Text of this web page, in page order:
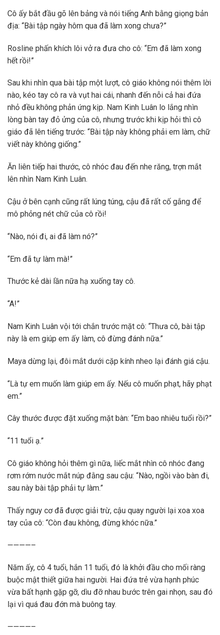
Cô ấy bắt đầu gõ lên bảng và nói tiếng Anh bằng giọng bản
địa: “Bài tập ngày hôm qua đã làm xong chưa?”
Rosline phấn khích lôi vở ra đưa cho cô: “Em đã làm xong
hết rồi!”
Sau khi nhìn qua bài tập một lượt, cô giáo không nói thêm lời
nào, kéo tay cô ra và vụt hai cái, nhanh đến nỗi cả hai đứa
nhỏ đều không phản ứng kịp. Nam Kinh Luân lo lắng nhìn
lòng bàn tay đỏ ửng của cô, nhưng trước khi kịp hỏi thì cô
giáo đã lên tiếng trước: “Bài tập này không phải em làm, chữ
viết này không giống.”
Ăn liên tiếp hai thước, cô nhóc đau đến nhe răng, trợn mắt
lên nhìn Nam Kinh Luân.
Cậu ở bên cạnh cũng rất lúng túng, cậu đã rất cố gắng để
mô phỏng nét chữ của cô rồi!
“Nào, nói đi, ai đã làm nó?”
“Em đã tự làm mà!”
Thước kẻ dài lần nữa hạ xuống tay cô.
“A!”
Nam Kinh Luân vội tới chắn trước mặt cô: “Thưa cô, bài tập
này là em giúp em ấy làm, cô đừng đánh nữa.”
Maya dừng lại, đôi mắt dưới cặp kính nheo lại đánh giá cậu.
“Là tự em muốn làm giúp em ấy. Nếu cô muốn phạt, hãy phạt
em.”
Cây thước được đặt xuống mặt bàn: “Em bao nhiêu tuổi rồi?”
“11 tuổi ạ.”
Cô giáo không hỏi thêm gì nữa, liếc mắt nhìn cô nhóc đang
rơm rớm nước mắt núp đằng sau cậu: “Nào, ngồi vào bàn đi,
sau này bài tập phải tự làm.”
Thấy nguy cơ đã được giải trừ, cậu quay người lại xoa xoa
tay của cô: “Còn đau không, đừng khóc nữa.”
————–
Năm ấy, cô 4 tuổi, hắn 11 tuổi, đó là khởi đầu cho mối ràng
buộc mật thiết giữa hai người. Hai đứa trẻ vừa hạnh phúc
vừa bất hạnh gặp gỡ, dìu đỡ nhau bước trên gai nhọn, sau đó
lại vì quá đau đớn mà buông tay.
————–